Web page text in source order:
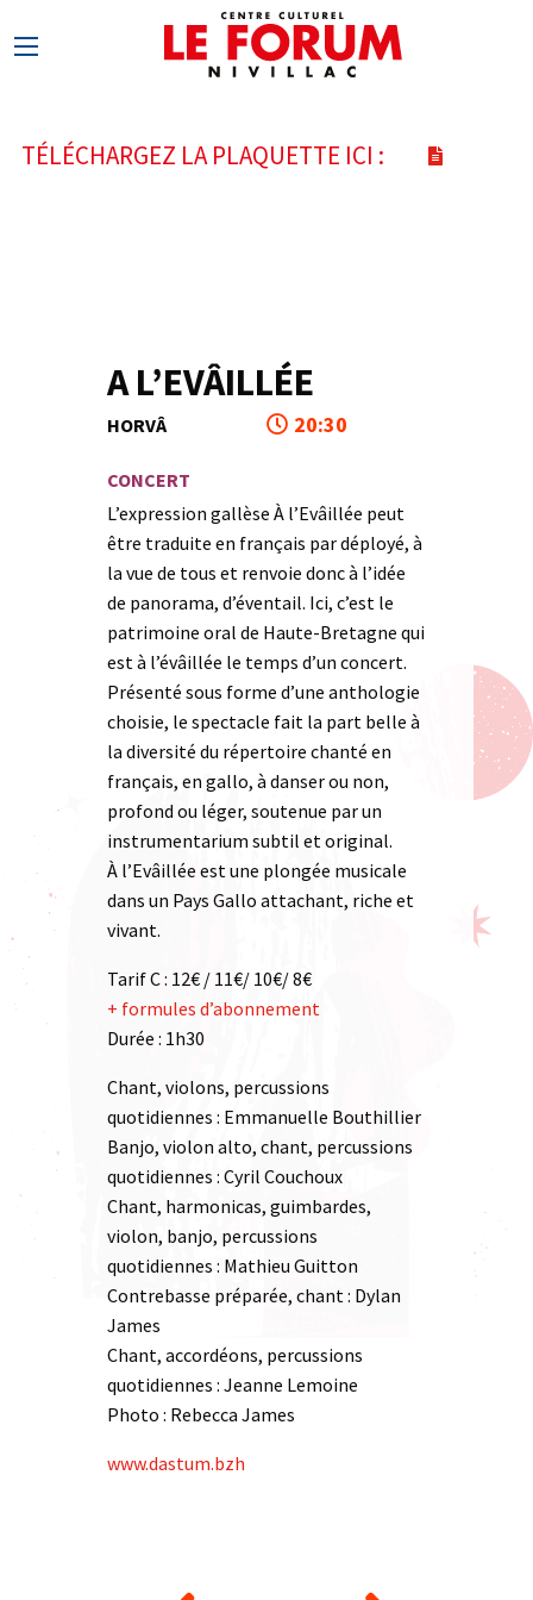
TÉLÉCHARGEZ LA PLAQUETTE ICI :
18
NOV
A L’EVÂILLÉE
HORVÂ 20:30
CONCERT
L’expression gallèse À l’Evâillée peut
être traduite en français par déployé, à
la vue de tous et renvoie donc à l’idée
de panorama, d’éventail. Ici, c’est le
patrimoine oral de Haute-Bretagne qui
est à l’évâillée le temps d’un concert.
Présenté sous forme d’une anthologie
choisie, le spectacle fait la part belle à
la diversité du répertoire chanté en
français, en gallo, à danser ou non,
profond ou léger, soutenue par un
instrumentarium subtil et original.
À l’Evâillée est une plongée musicale
dans un Pays Gallo attachant, riche et
vivant.
Tarif C : 12€ / 11€/ 10€/ 8€
+ formules d’abonnement
Durée : 1h30
Chant, violons, percussions
quotidiennes : Emmanuelle Bouthillier
Banjo, violon alto, chant, percussions
quotidiennes : Cyril Couchoux
Chant, harmonicas, guimbardes,
violon, banjo, percussions
quotidiennes : Mathieu Guitton
Contrebasse préparée, chant : Dylan
James
Chant, accordéons, percussions
quotidiennes : Jeanne Lemoine
Photo : Rebecca James
www.dastum.bzh